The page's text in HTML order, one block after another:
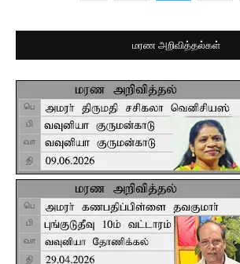
மரண அறிவித்தல்கள்